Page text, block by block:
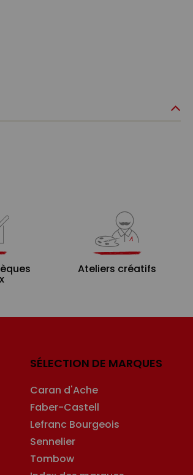
Ateliers créatifs
SÉLECTION DE MARQUES
Caran d'Ache
Faber-Castell
Lefranc Bourgeois
Sennelier
Tombow